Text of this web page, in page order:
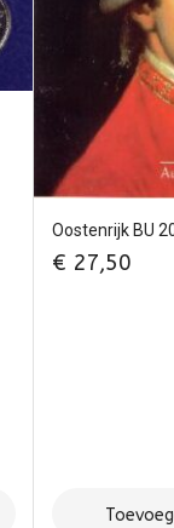
Oostenrijk BU
€ 27,50